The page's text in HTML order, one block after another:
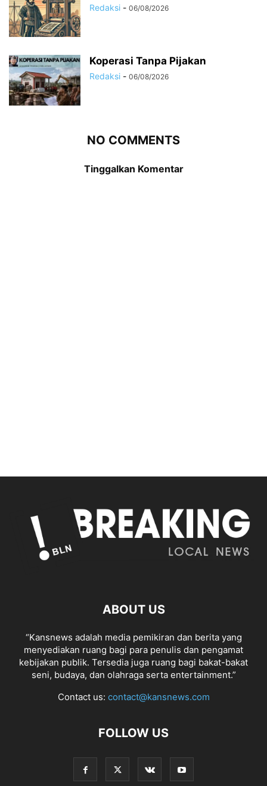
Redaksi - 06/08/2026
Koperasi Tanpa Pijakan
Redaksi - 06/08/2026
NO COMMENTS
Tinggalkan Komentar
ABOUT US
“Kansnews adalah media pemikiran dan berita yang
menyediakan ruang bagi para penulis dan pengamat
kebijakan publik. Tersedia juga ruang bagi bakat-bakat
seni, budaya, dan olahraga serta entertainment.”
Contact us: contact@kansnews.com
FOLLOW US